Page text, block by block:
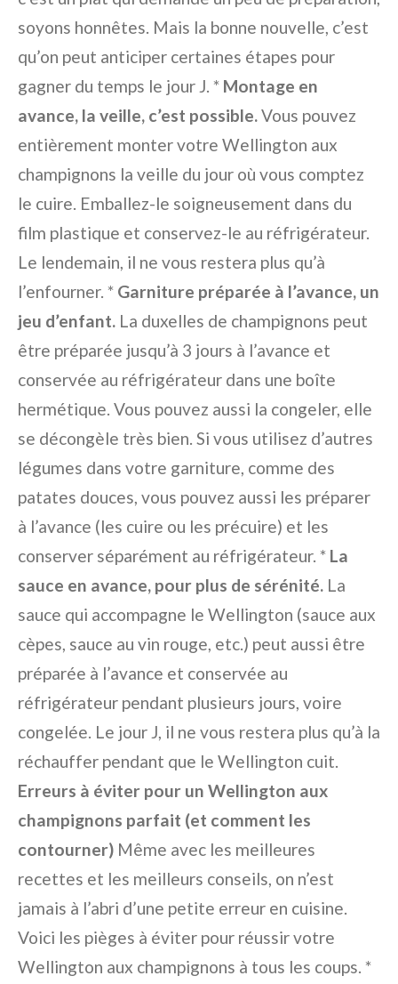
soyons honnêtes. Mais la bonne nouvelle, c’est
qu’on peut anticiper certaines étapes pour
gagner du temps le jour J. * Montage en
avance, la veille, c’est possible.Vous pouvez
entièrement monter votre Wellington aux
champignons la veille du jour où vous comptez
le cuire. Emballez-le soigneusement dans du
film plastique et conservez-le au réfrigérateur.
Le lendemain, il ne vous restera plus qu’à
l’enfourner. * Garniture préparée à l’avance, un
jeu d’enfant. La duxelles de champignons peut
être préparée jusqu’à 3 jours à l’avance et
conservée au réfrigérateur dans une boîte
hermétique. Vous pouvez aussi la congeler, elle
se décongèle très bien. Si vous utilisez d’autres
légumes dans votre garniture, comme des
patates douces, vous pouvez aussi les préparer
à l’avance (les cuire ou les précuire) et les
conserver séparément au réfrigérateur. * La
sauce en avance, pour plus de sérénité. La
sauce qui accompagne le Wellington (sauce aux
cèpes, sauce au vin rouge, etc.) peut aussi être
préparée à l’avance et conservée au
réfrigérateur pendant plusieurs jours, voire
congelée. Le jour J, il ne vous restera plus qu’à la
réchauffer pendant que le Wellington cuit.
Erreurs à éviter pour un Wellington aux
champignons parfait (et comment les
contourner) Même avec les meilleures
recettes et les meilleurs conseils, on n’est
jamais à l’abri d’une petite erreur en cuisine.
Voici les pièges à éviter pour réussir votre
Wellington aux champignons à tous les coups. *